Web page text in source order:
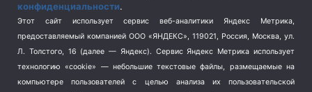
Спорт (740)
Терроризм (1)
Транспорт (262)
Туризм (178)
конфиденциальности.
Этот сайт использует сервис веб-аналитики Яндекс Метрика,
предоставляемый компанией ООО «ЯНДЕКС», 119021, Россия, Москва, ул.
Л. Толстого, 16 (далее — Яндекс). Сервис Яндекс Метрика использует
технологию «cookie» — небольшие текстовые файлы, размещаемые на
компьютере пользователей с целью анализа их пользовательской